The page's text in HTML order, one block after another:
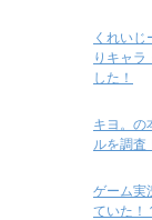
くれい
りキャラ
した！
キヨ。の
ルを調査
ゲーム実
ていた！